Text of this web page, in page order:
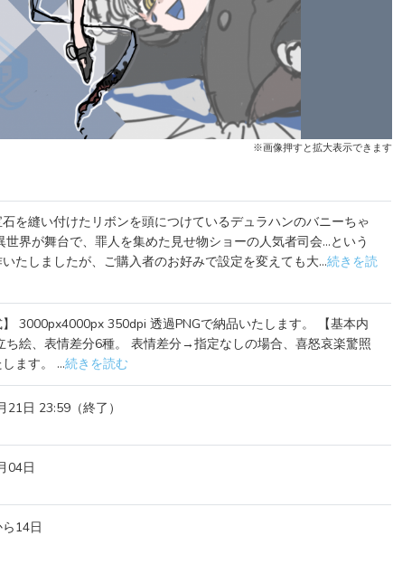
※画像押すと拡大表示できます
を縫い付けたリボンを頭につけているデュラハンのバニーちゃ
世界が舞台で、罪人を集めた見せ物ショーの人気者司会…という
たしましたが、ご購入者のお好みで設定を変えても大...続きを読
】 3000px4000px 350dpi 透過PNGで納品いたします。 【基本内
ち絵、表情差分6種。 表情差分→指定なしの場合、喜怒哀楽驚照
ます。 ...続きを読む
21日 23:59（終了）
04日
14日